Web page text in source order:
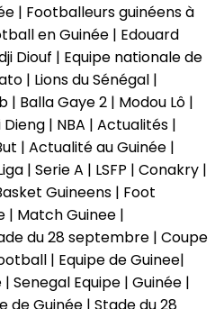
| Footballeurs guinéens à
en Guinée | Edouard
Diouf | Equipe nationale de
| Lions du Sénégal |
| Balla Gaye 2 | Modou Lô |
Dieng | NBA | Actualités |
| Actualité au Guinée |
| Serie A | LSFP | Conakry |
Guineens | Foot
| Match Guinee |
du 28 septembre | Coupe
| Equipe de Guinee|
Senegal Equipe | Guinée |
de Guinée | Stade du 28